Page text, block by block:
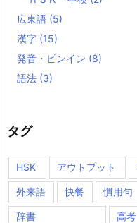
広東語 (5)
漢字 (15)
発音・ピンイン (8)
語法 (3)
タグ
HSK アウトプット
外来語 快餐 慣用句
辞書 高考